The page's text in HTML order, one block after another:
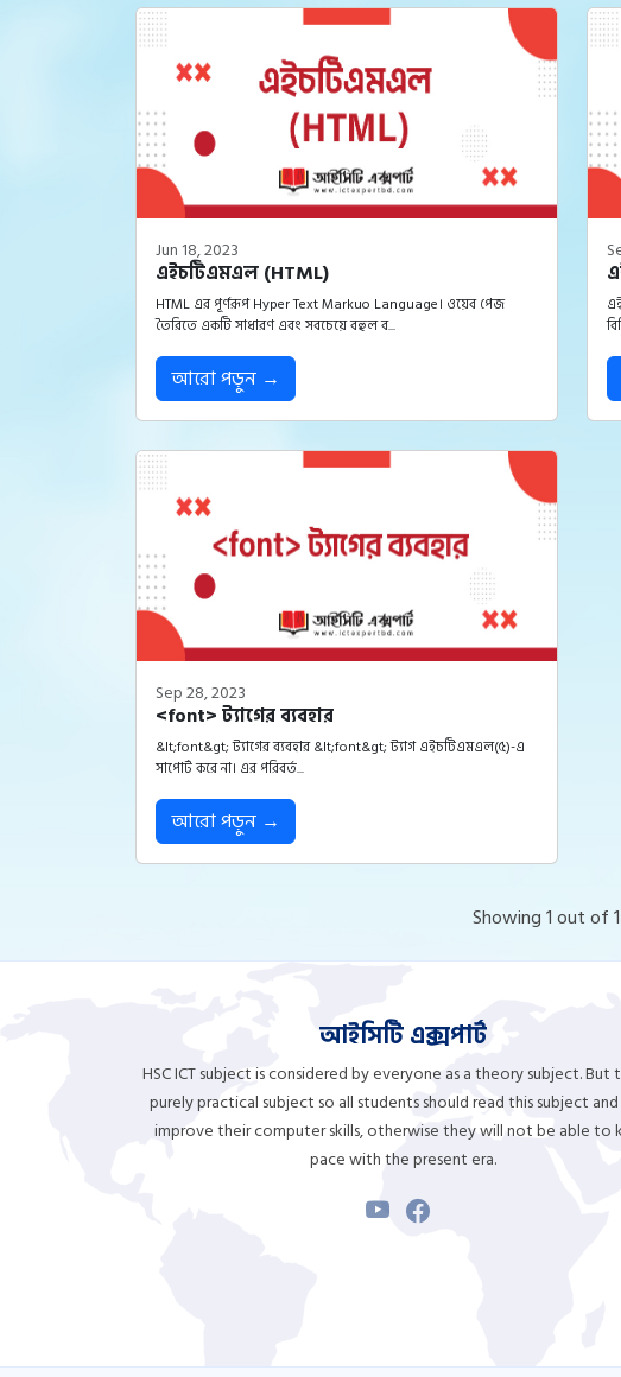
Jun 18, 2023
এইচটিএমএল (HTML)
HTML এর পূর্ণরূপ Hyper Text Markuo Language। ওয়েব পেজ
তৈরিতে একটি সাধারণ এবং সবচেয়ে বহুল ব...
আরো পড়ুন →
Sep 28, 2023
<font> ট্যাগের ব্যবহার
&lt;font&gt; ট্যাগের ব্যবহার &lt;font&gt; ট্যাগ এইচটিএমএল(৫)-এ
সাপোর্ট করে না। এর পরিবর্ত...
আরো পড়ুন →
Showing 1 out of
আইসিটি এক্সপার্ট
HSC ICT subject is considered by everyone as a theory subject. But
purely practical subject so all students should read this subject
improve their computer skills, otherwise they will not be able to
pace with the present era.